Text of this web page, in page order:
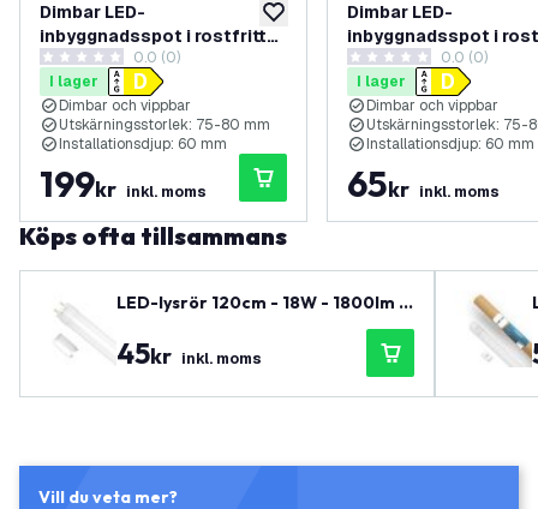
lägg till i önskelistan
Dimbar LED-
inbyggnadsspot i rostfritt
stål – Tokyo – 3W – 2700K –
Ø92 mm – 3-pack
0 stjärnbetyg0.0 (0)
I lager
Dimbar och vippbar
Utskärningsstorlek: 75-80 mm
Installationsdjup: 60 mm
199kr inkl. moms
Dimbar LED-
inbyggnadsspot i
stål – Tokyo – 3W –
Ø92 mm
0 stjärnbetyg0.0 (0)
I lager
Dimbar och vippbar
Utskärningsstorlek: 75-
Installationsdjup: 60 mm
65kr inkl. moms
Köps ofta tillsammans
LED-lysrör 120cm - 18W - 1800lm -
T8 - 4000K - Neutralvit - 3 års gar
anti
45kr inkl. moms
Vill du veta mer?